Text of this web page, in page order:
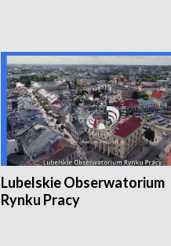
Lubelskie Obserwatorium
Rynku Pracy